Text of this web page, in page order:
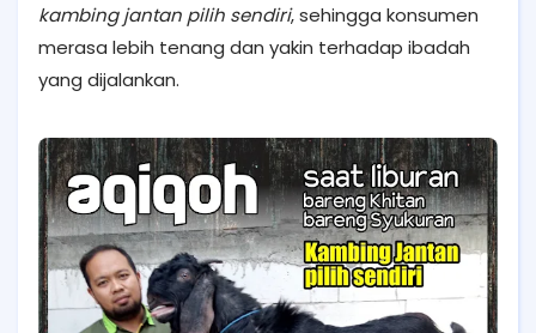
kambing jantan pilih sendiri, sehingga konsumen
merasa lebih tenang dan yakin terhadap ibadah
yang dijalankan.